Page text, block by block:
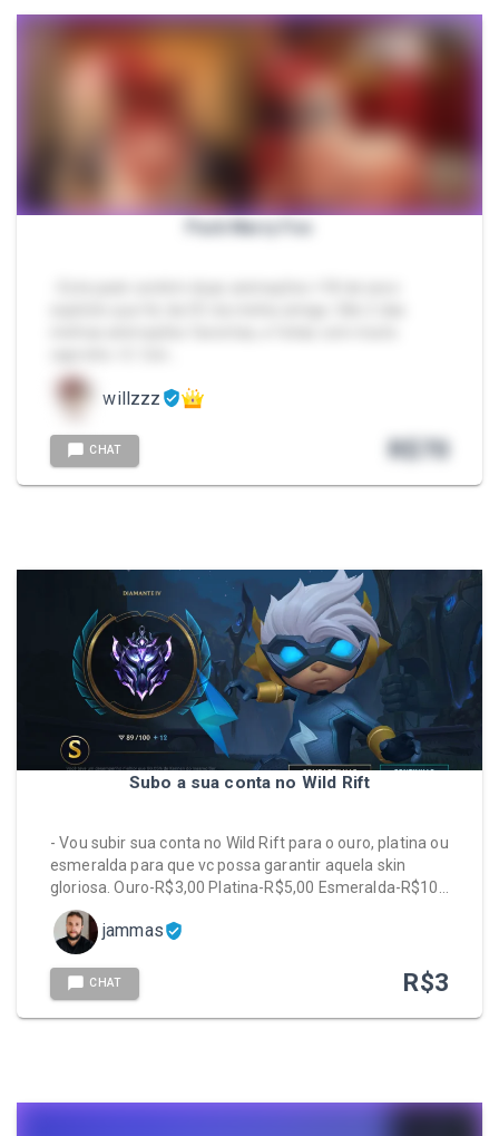
Pack Marry Fox
willzzz
CHAT R$ 70
Subo a sua conta no Wild Rift
- Vou subir sua conta no Wild Rift para o ouro, platina ou
esmeralda para que vc possa garantir aquela skin
gloriosa. Ouro-R$3,00 Platina-R$5,00 Esmeralda-R$10…
jammas
CHAT R$3